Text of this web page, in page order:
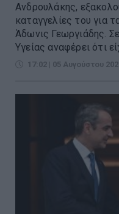
Ανδρουλάκης,
καταγγελίες του για
Άδωνις Γεωργιάδης.
Υγείας αναφέρει ότι
17:02 | 05 Αυγούστου